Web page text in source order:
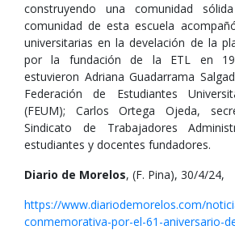
construyendo una comunidad
comunidad de esta escuela
universitarias en la develación de la
por la fundación de la ETL en
estuvieron Adriana Guadarrama
Federación de Estudiantes
(FEUM); Carlos Ortega Ojeda,
Sindicato de Trabajadores
estudiantes y docentes fundadores.
Diario de Morelos, (F. Pina), 30/4/24,
https://www.diariodemorelos.com/
conmemorativa-por-el-61-aniversario-